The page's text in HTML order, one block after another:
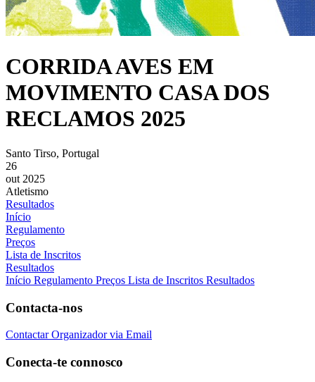
CORRIDA AVES EM
MOVIMENTO CASA DOS
RECLAMOS 2025
Santo Tirso, Portugal
26
out 2025
Atletismo
Resultados
Início
Regulamento
Preços
Lista de Inscritos
Resultados
Início Regulamento Preços Lista de Inscritos Resultados
Contacta-nos
Contactar Organizador via Email
Conecta-te connosco